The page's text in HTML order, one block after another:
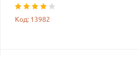
Код: 13982